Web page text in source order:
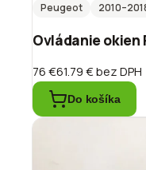
Peugeot
2010
Ovládanie okien
76 €61.79 €bez DPH
Do košíka